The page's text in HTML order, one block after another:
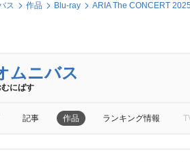
ス 作品 Blu-ray ARIA The CONCERT
ムニバス
むにばす
記事 作品 ランキング情報